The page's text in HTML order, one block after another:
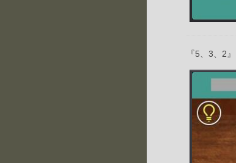
『5、3、2